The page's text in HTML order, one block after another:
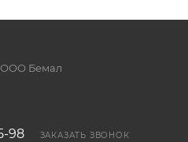
ООО Бемал
98 ЗАКАЗАТЬ ЗВОНОК